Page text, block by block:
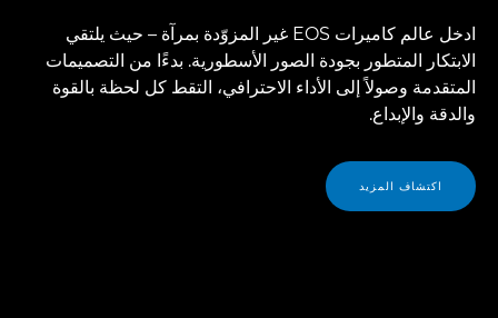
ادخل عالم كاميرات EOS غير المزوّدة بمرآة – حيث يلتقي
الابتكار المتطور بجودة الصور الأسطورية. بدءًا من التصميمات
المتقدمة وصولاً إلى الأداء الاحترافي، التقط كل لحظة بالقوة
والدقة والإبداع.
اكتشاف المزيد